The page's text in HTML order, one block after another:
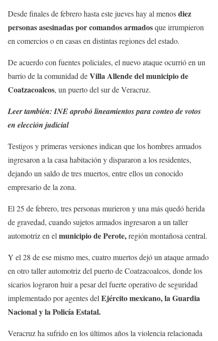
Desde finales de febrero hasta este jueves hay al menosdiez
personas asesinadas por comandos armadosque irrumpieron
en comercios o en casas en distintas regiones del estado.
De acuerdo con fuentes policiales, el nuevo ataque ocurrió en un
barrio de la comunidad deVilla Allende del municipio de
Coatzacoalcos, un puerto del sur de Veracruz.
Leer también: INE aprobó lineamientos para conteo de votos
en elección judicial
Testigos y primeras versiones indican que los hombres armados
ingresaron a la casa habitación y dispararon a los residentes,
dejando un saldo de tres muertos, entre ellos un conocido
empresario de la zona.
El 25 de febrero, tres personas murieron y una más quedó herida
de gravedad, cuando sujetos armados ingresaron a un taller
automotriz en el municipio de Perote,región montañosa central.
Y el 28 de ese mismo mes, cuatro muertos dejó un ataque armado
en otro taller automotriz del puerto de Coatzacoalcos, donde los
sicarios lograron huir a pesar del fuerte operativo de seguridad
implementado por agentes del Ejército mexicano, la Guardia
Nacional y la Policía Estatal.
Veracruz ha sufrido en los últimos años la violencia relacionada